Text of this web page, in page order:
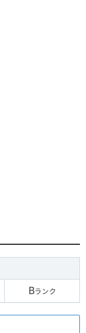
Bランク